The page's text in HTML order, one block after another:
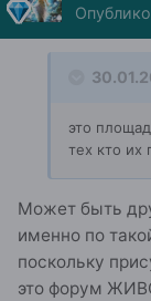
это
тех кто их
Может быть
именно по
поскольку
это форум